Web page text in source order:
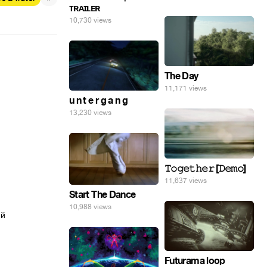
ᴛʀᴀɪʟᴇʀ
10,730 views
The Day
11,171 views
u n t e r g a n g
13,230 views
𝚃𝚘𝚐𝚎𝚝𝚑𝚎𝚛 [𝙳𝚎𝚖𝚘]
11,637 views
Start The Dance
10,988 views
Futurama loop